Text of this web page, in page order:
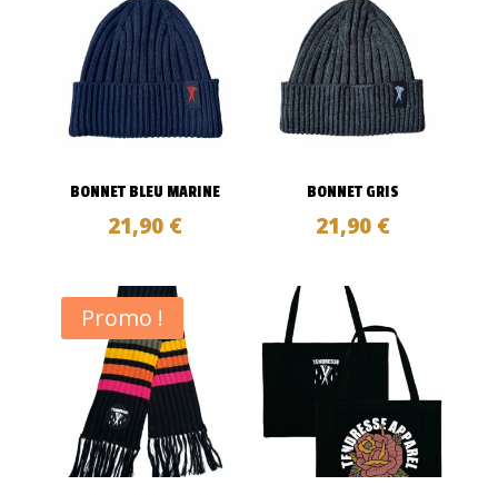
BONNET BLEU MARINE
21,90 €
BONNET GRIS
21,90 €
Promo !